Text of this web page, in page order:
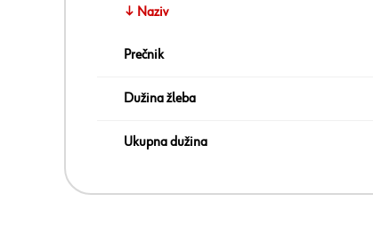
↓ Naziv
Prečnik
Dužina žleba
Ukupna dužina